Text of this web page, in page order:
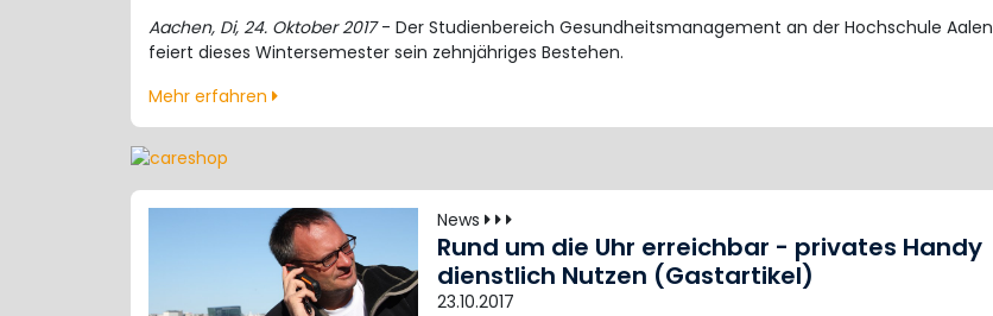
Aachen, Di, 24. Oktober 2017- Der Studienbereich Gesundheitsmanagement an der Hochschule Aalen
feiert dieses Wintersemester sein zehnjähriges Bestehen.
Mehr erfahren
News
Rund um die Uhr erreichbar - privates Handy
dienstlich Nutzen (Gastartikel)
23.10.2017